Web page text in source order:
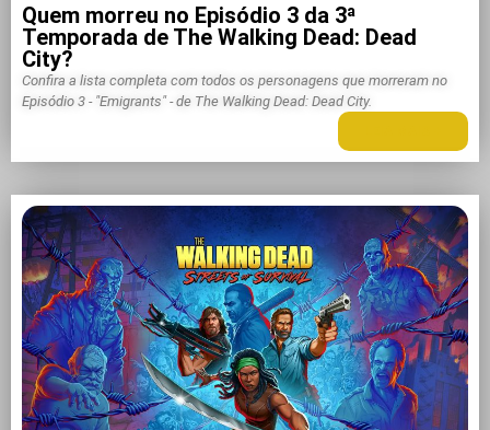
Quem morreu no Episódio 3 da 3ª
Temporada de The Walking Dead: Dead
City?
Confira a lista completa com todos os personagens que morreram no
Episódio 3 - "Emigrants" - de The Walking Dead: Dead City.